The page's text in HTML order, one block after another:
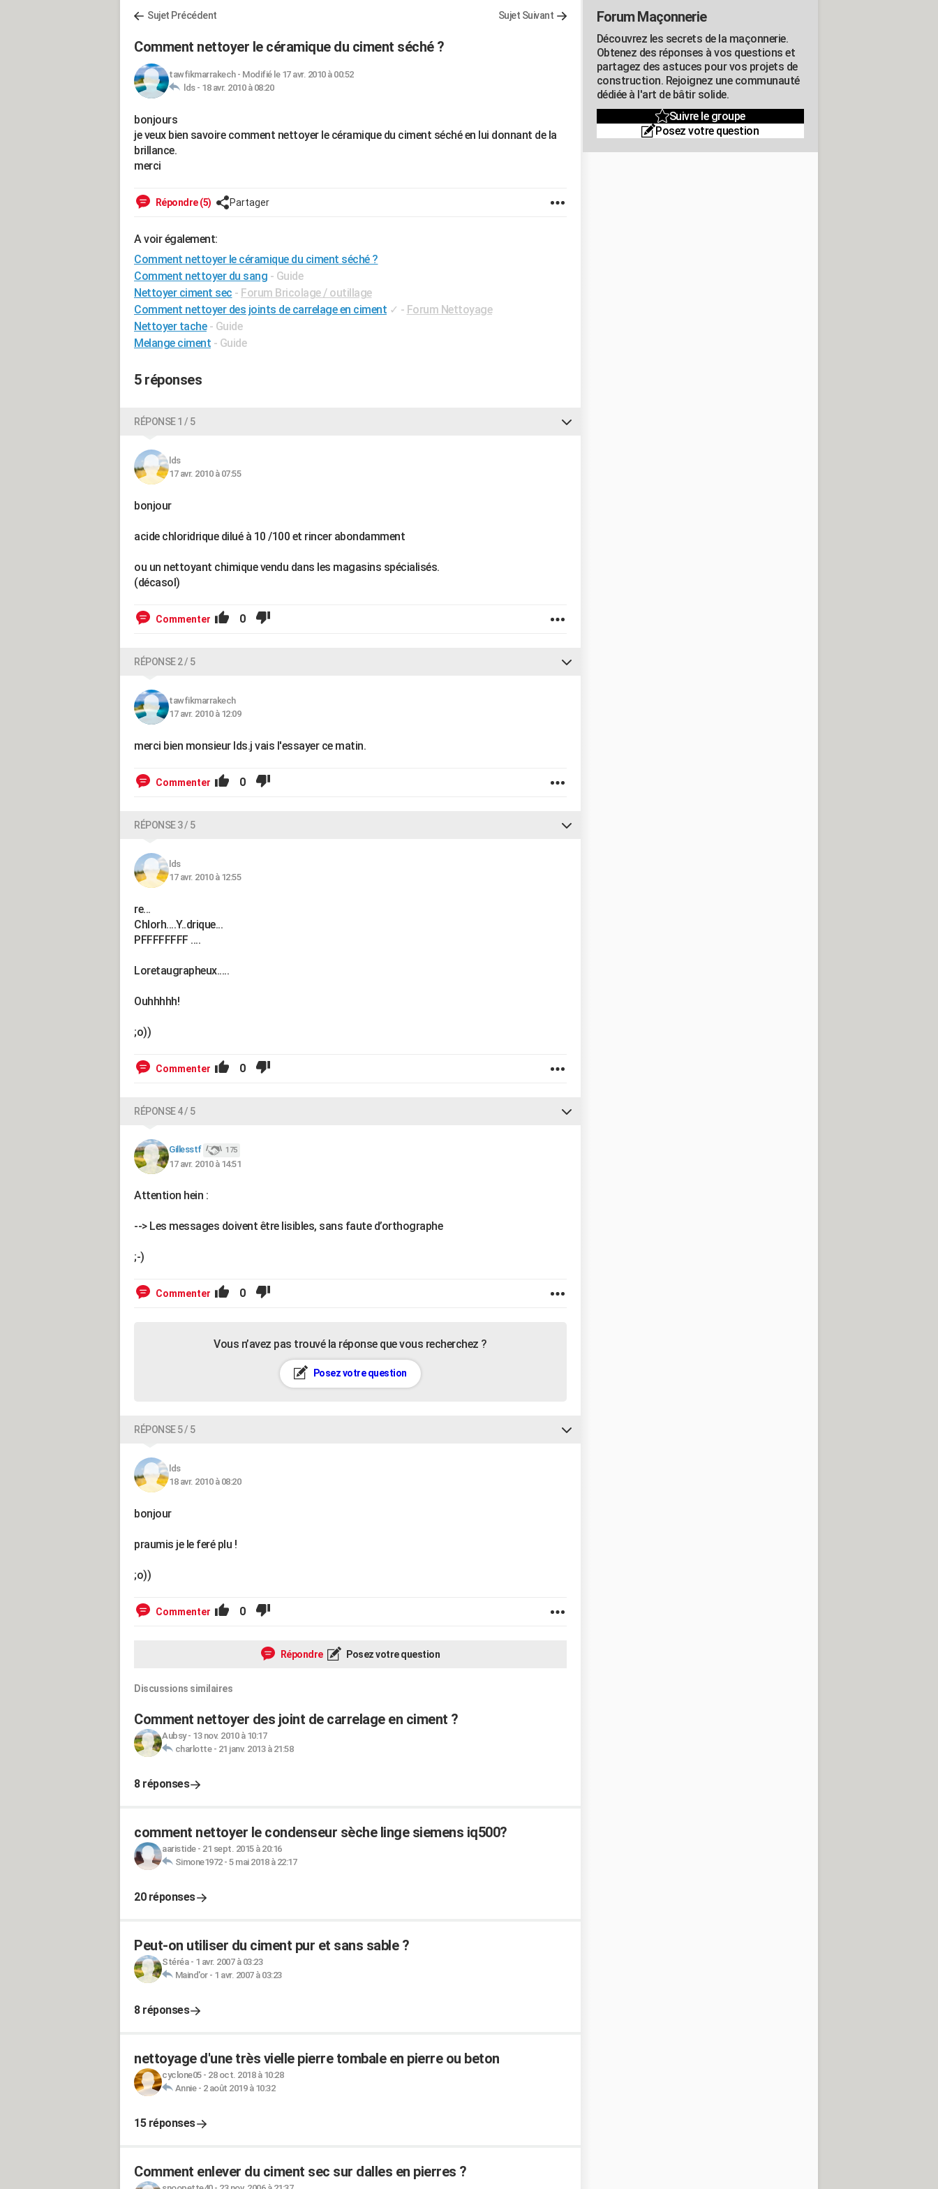
Sujet Précédent Sujet Suivant
Comment nettoyer le céramique du ciment séché ?
tawfikmarrakech- Modifié le 17 avr. 2010 à 00:52
lds - 18 avr. 2010 à 08:20
bonjours
je veux bien savoire comment nettoyer le céramique du ciment séché en lui donnant de la
brillance.
merci
Répondre (5) Partager
A voir également:
Comment nettoyer le céramique du ciment séché ?
Comment nettoyer du sang - Guide
Nettoyer ciment sec - Forum Bricolage / outillage
Comment nettoyer des joints de carrelage en ciment ✓ - Forum Nettoyage
Nettoyer tache - Guide
Melange ciment - Guide
5 réponses
RÉPONSE 1 / 5
lds
17 avr. 2010 à 07:55
bonjour
acide chloridrique dilué à 10 /100 et rincer abondamment
ou un nettoyant chimique vendu dans les magasins spécialisés.
(décasol)
Commenter 0
RÉPONSE 2 / 5
tawfikmarrakech
17 avr. 2010 à 12:09
merci bien monsieur Ids.j vais l'essayer ce matin.
Commenter 0
RÉPONSE 3 / 5
lds
17 avr. 2010 à 12:55
re...
Chlorh....Y..drique...
PFFFFFFFF ....
Loretaugrapheux.....
Ouhhhhh!
;o))
Commenter 0
RÉPONSE 4 / 5
Gillesstf 175
17 avr. 2010 à 14:51
Attention hein :
--> Les messages doivent être lisibles, sans faute d’orthographe
;-)
Commenter 0
Vous n’avez pas trouvé la réponse que vous recherchez ?
Posez votre question
RÉPONSE 5 / 5
lds
18 avr. 2010 à 08:20
bonjour
praumis je le feré plu !
;o))
Commenter 0
Répondre Posez votre question
Discussions similaires
Comment nettoyer des joint de carrelage en ciment ?
Aubsy- 13 nov. 2010 à 10:17
charlotte- 21 janv. 2013 à 21:58
8 réponses
comment nettoyer le condenseur sèche linge siemens iq500?
aaristide- 21 sept. 2015 à 20:16
Simone1972- 5 mai 2018 à 22:17
20 réponses
Peut-on utiliser du ciment pur et sans sable ?
Stéréa- 1 avr. 2007 à 03:23
Maind'or- 1 avr. 2007 à 03:23
8 réponses
nettoyage d'une très vielle pierre tombale en pierre ou beton
cyclone05- 28 oct. 2018 à 10:28
Annie- 2 août 2019 à 10:32
15 réponses
Comment enlever du ciment sec sur dalles en pierres ?
Forum Maçonnerie
Découvrez les secrets de la maçonnerie.
Obtenez des réponses à vos questions et
partagez des astuces pour vos projets de
construction. Rejoignez une communauté
dédiée à l'art de bâtir solide.
Suivre le groupe
Posez votre question